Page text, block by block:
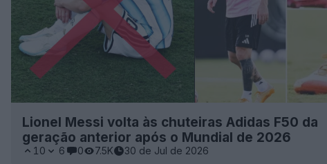
Lionel Messi volta às chuteiras Adidas F50 da
geração anterior após o Mundial de 2026
10 6 0 7.5K 30 de Jul de 2026